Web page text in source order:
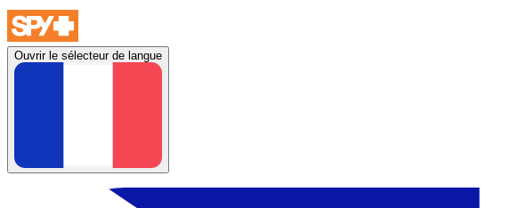
Ouvrir le sélecteur de langue